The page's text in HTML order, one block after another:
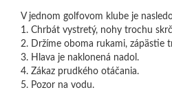
V jednom golfovom klube je
1. Chrbát vystretý, nohy trochu
2. Držíme oboma rukami, zápästie
3. Hlava je naklonená nadol.
4. Zákaz prudkého otáčania.
5. Pozor na vodu.